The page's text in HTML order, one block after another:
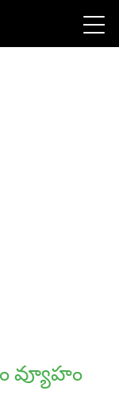
వ్యూహం